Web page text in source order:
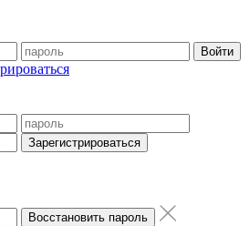
Войти
Зарегистрироваться
Восстановить пароль